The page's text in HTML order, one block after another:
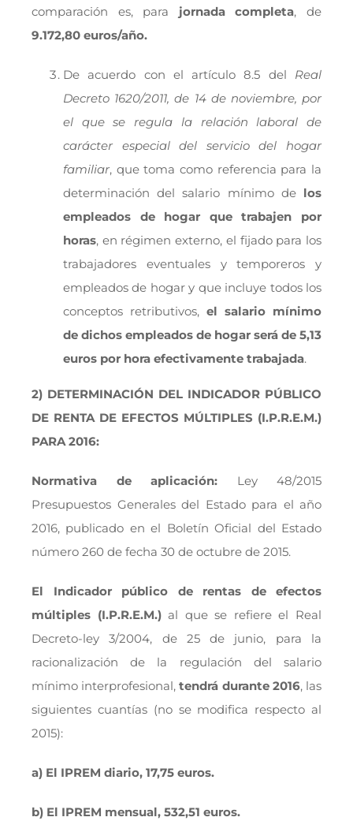
comparación es, para jornada completa, de
9.172,80 euros/año.
De acuerdo con el artículo 8.5 del Real
Decreto 1620/2011, de 14 de noviembre, por
el que se regula la relación laboral de
carácter especial del servicio del hogar
familiar, que toma como referencia para la
determinación del salario mínimo de los
empleados de hogar
que trabajen por
horas, en régimen externo, el fijado para los
trabajadores eventuales y temporeros y
empleados de hogar y que incluye todos los
conceptos retributivos, el salario mínimo
de dichos empleados de hogar será de 5,13
euros por hora efectivamente trabajada.
2) DETERMINACIÓN DEL INDICADOR PÚBLICO
DE RENTA DE EFECTOS MÚLTIPLES (I.P.R.E.M.)
PARA 2016:
Normativa de aplicación: Ley 48/2015
Presupuestos Generales del Estado para el año
2016, publicado en el Boletín Oficial del Estado
número 260 de fecha 30 de octubre de 2015.
El Indicador público de rentas de efectos
múltiples (I.P.R.E.M.)al que se refiere el Real
Decreto-ley 3/2004, de 25 de junio, para la
racionalización de la regulación del salario
mínimo interprofesional,tendrá durante 2016, las
siguientes cuantías (no se modifica respecto al
2015):
a) El IPREM diario, 17,75 euros.
b) El IPREM mensual, 532,51 euros.